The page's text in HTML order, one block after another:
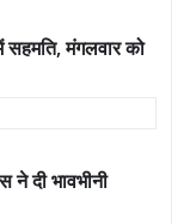
सहमति, मंगलवार को
ने दी भावभीनी